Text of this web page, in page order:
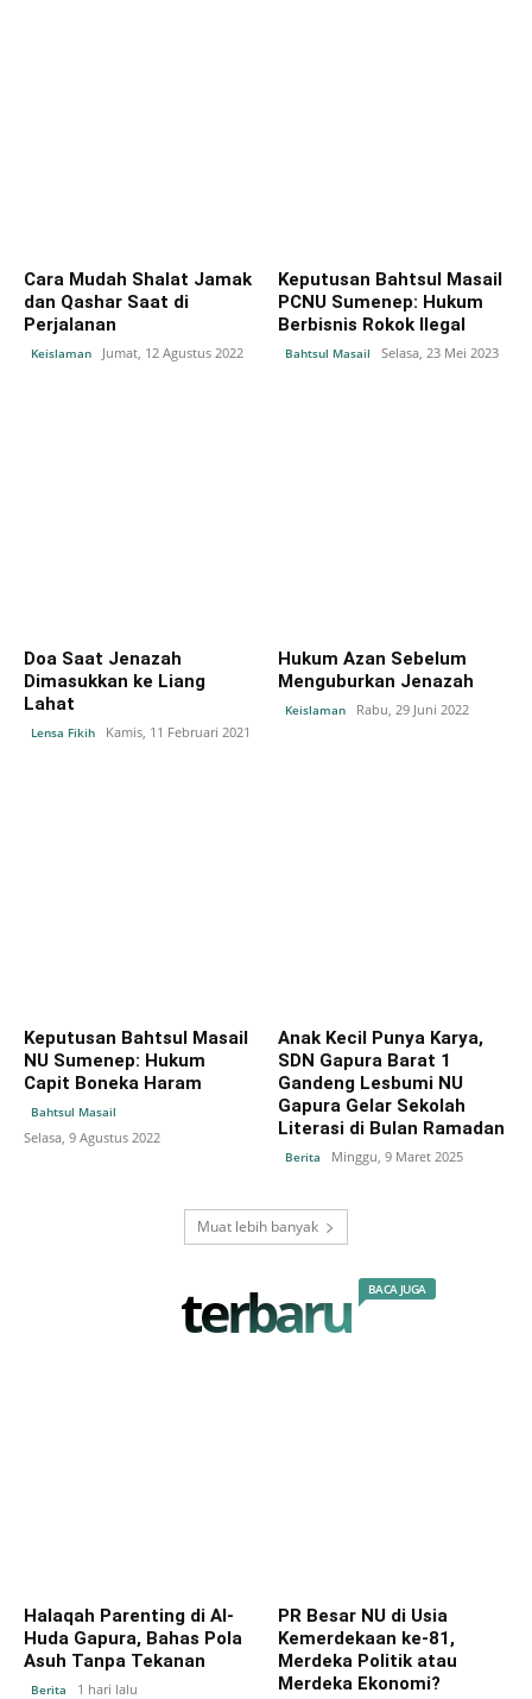
Cara Mudah Shalat Jamak
dan Qashar Saat di
Perjalanan
Keislaman Jumat, 12 Agustus 2022
Keputusan Bahtsul Masail
PCNU Sumenep: Hukum
Berbisnis Rokok Ilegal
Bahtsul Masail Selasa, 23 Mei 2023
Doa Saat Jenazah
Dimasukkan ke Liang
Lahat
Lensa Fikih Kamis, 11 Februari 2021
Hukum Azan Sebelum
Menguburkan Jenazah
Keislaman Rabu, 29 Juni 2022
Keputusan Bahtsul Masail
NU Sumenep: Hukum
Capit Boneka Haram
Bahtsul Masail
Selasa, 9 Agustus 2022
Anak Kecil Punya Karya,
SDN Gapura Barat 1
Gandeng Lesbumi NU
Gapura Gelar Sekolah
Literasi di Bulan Ramadan
Berita Minggu, 9 Maret 2025
Muat lebih banyak
terbaru BACA JUGA
Halaqah Parenting di Al-
Huda Gapura, Bahas Pola
Asuh Tanpa Tekanan
Berita 1 hari lalu
PR Besar NU di Usia
Kemerdekaan ke-81,
Merdeka Politik atau
Merdeka Ekonomi?